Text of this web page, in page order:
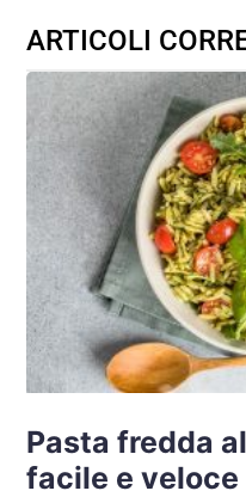
ARTICOLI
Pasta fredda
facile e veloce